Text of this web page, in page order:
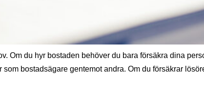
Om du hyr bostaden behöver du bara försäkra dina
bostadsägare gentemot andra. Om du försäkrar